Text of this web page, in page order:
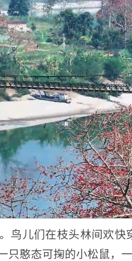
鸟儿们在枝头林间欢
只憨态可掬的小松鼠，